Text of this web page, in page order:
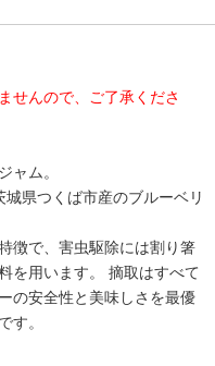
せんので、ご了承くださ
ャム。
県つくば市産のブルーベリ
徴で、害虫駆除には割り箸
を用います。 摘取はすべて
の安全性と美味しさを最優
す。